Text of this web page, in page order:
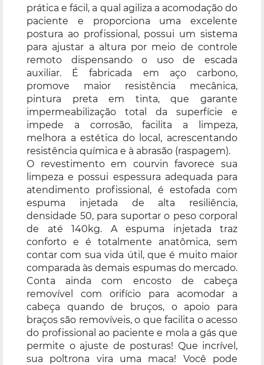
prática e fácil, a qual agiliza a acomodação do
paciente e proporciona uma excelente
postura ao profissional, possui um sistema
para ajustar a altura por meio de controle
remoto dispensando o uso de escada
auxiliar. É fabricada em aço carbono,
promove maior resistência mecânica,
pintura preta em tinta, que garante
impermeabilização total da superfície e
impede a corrosão, facilita a limpeza,
melhora a estética do local, acrescentando
resistência química e à abrasão (raspagem).
O revestimento em courvin favorece sua
limpeza e possui espessura adequada para
atendimento profissional, é estofada com
espuma injetada de alta resiliência,
densidade 50, para suportar o peso corporal
de até 140kg. A espuma injetada traz
conforto e é totalmente anatômica, sem
contar com sua vida útil, que é muito maior
comparada às demais espumas do mercado.
Conta ainda com encosto de cabeça
removível com orifício para acomodar a
cabeça quando de bruços, o apoio para
braços são removíveis, o que facilita o acesso
do profissional ao paciente e mola a gás que
permite o ajuste de posturas! Que incrível,
sua poltrona vira uma maca! Você pode